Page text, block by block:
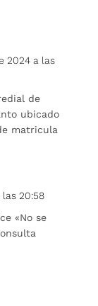
2024 a las
de
ubicado
matricula
20:58
«No se